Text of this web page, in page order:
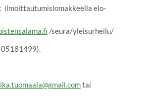
ilmoittautumislomakkeella elo-
/seura/yleisurheilu/
tai